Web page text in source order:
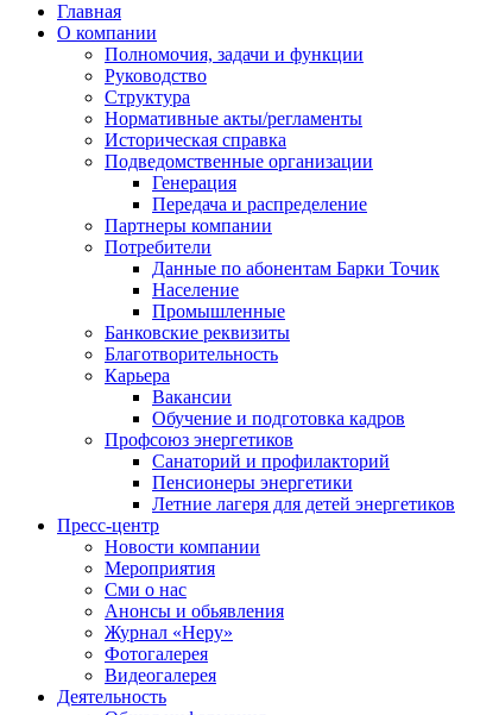
Главная
О компании
Полномочия, задачи и функции
Руководство
Структура
Нормативные акты/регламенты
Историческая справка
Подведомственные организации
Генерация
Передача и распределение
Партнеры компании
Потребители
Данные по абонентам Барки Точик
Население
Промышленные
Банковские реквизиты
Благотворительность
Карьера
Вакансии
Обучение и подготовка кадров
Профсоюз энергетиков
Санаторий и профилакторий
Пенсионеры энергетики
Летние лагеря для детей энергетиков
Пресс-центр
Новости компании
Мероприятия
Сми о нас
Анонсы и обьявления
Журнал «Неру»
Фотогалерея
Видеогалерея
Деятельность